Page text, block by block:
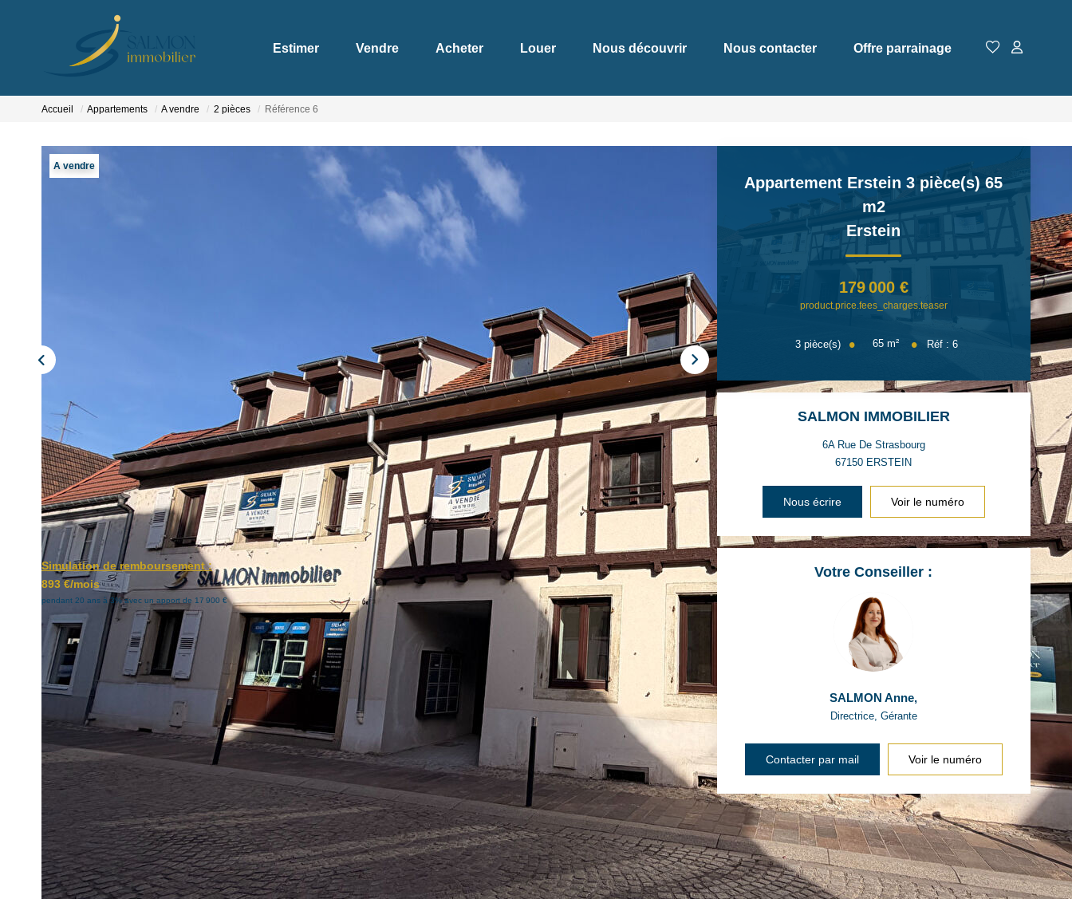
Estimer Vendre Acheter Louer Nous découvrir Nous contacter Offre parrainage
Accueil Appartements A vendre 2 pièces Référence 6
A vendre
Simulation de remboursement :
893 €/mois
pendant 20 ans à 3% avec un apport de 17 900 €
Description
Réf : 6
Résidence "La Porte de l'Atrium"
Idéalement situé au centre ville d'Erstein. Dans une petite copropriété de 10 lots, en cours de rénovation totale (l'appartement
sera livré totalement terminé).
Tombez sous le charme de cette petite copropriété composée de 2 immeubles (de 4 et 6 lots) desservis par une cour
intérieure.
Au 1er étage sur 2, un 3 pièces de 65 m2 comprenant une entrée avec espace de rangements, une cuisine ouverte sur salon
séjour exposé ouest, une salle d'eau avec douche et meuble vasque, un WC suspendu séparé ainsi que 2 chambres.
Vous bénéficierez du choix des prestations (sols et murs).
Appartement Erstein 3 pièce(s) 65
m2
Erstein
179 000 €
product.price.fees_charges.teaser
3pièce(s) 65m² Réf :6
SALMON IMMOBILIER
6A Rue De Strasbourg
67150 ERSTEIN
Nous écrire Voir le numéro
Votre Conseiller :
SALMON Anne,
Directrice, Gérante
Contacter par mail Voir le numéro